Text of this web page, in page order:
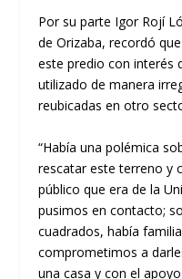
Por su parte Igor Rojí
deOrizaba,recordó
este predio con interés
utilizado de manera
reubicadas en otro
“Había una polémica
rescatareste terreno y
públicoque era de la
pusimos en contacto;
cuadrados, había
comprometimosa
una casa y con elapoyo